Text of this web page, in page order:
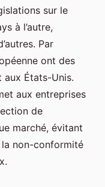
sur le
à l’autre,
Par
ont des
États-Unis.
aux entreprises
de
marché, évitant
la non-conformité